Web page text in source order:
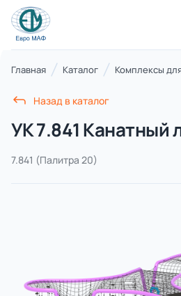
КАТАЛОГ ТОВАРОВ
21 категория
Детские игровые
Главная Каталог Комплексы
Назад в каталог
УК 7.841 Канатный
7.841 (Палитра 20)